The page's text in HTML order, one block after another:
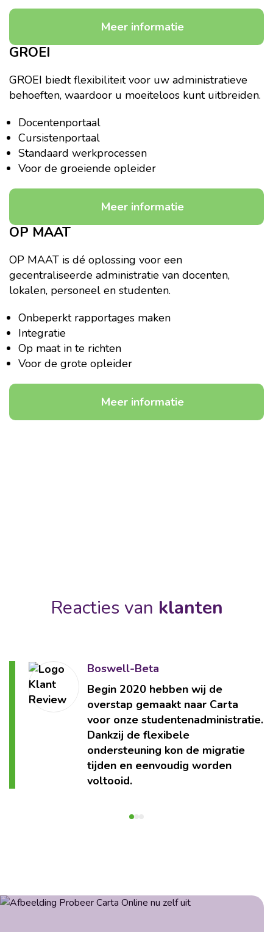
Meer informatie
GROEI
GROEI biedt flexibiliteit voor uw administratieve
behoeften, waardoor u moeiteloos kunt uitbreiden.
Docentenportaal
Cursistenportaal
Standaard werkprocessen
Voor de groeiende opleider
Meer informatie
OP MAAT
OP MAAT is dé oplossing voor een
gecentraliseerde administratie van docenten,
lokalen, personeel en studenten.
Onbeperkt rapportages maken
Integratie
Op maat in te richten
Voor de grote opleider
Meer informatie
Reacties van klanten
Boswell-Beta
Begin 2020 hebben wij de
overstap gemaakt naar Carta
voor onze studentenadministratie.
Dankzij de flexibele
ondersteuning kon de migratie
tijden en eenvoudig worden
voltooid.